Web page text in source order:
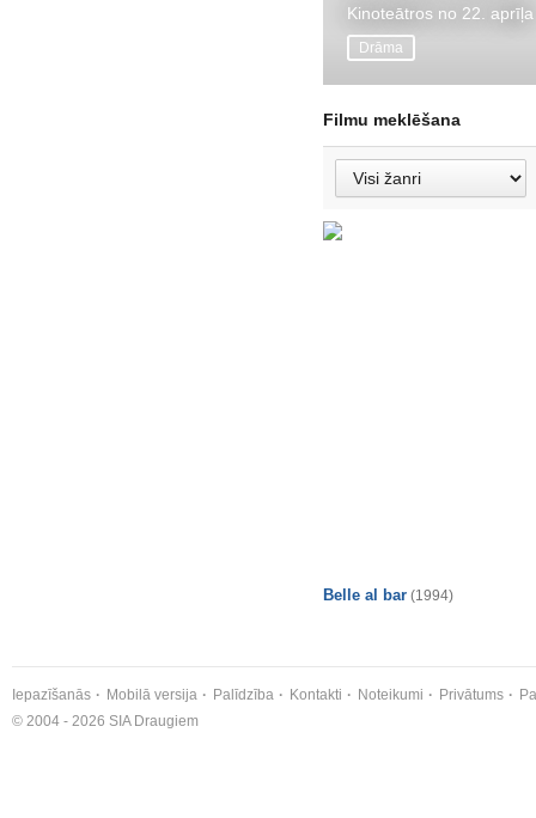
Kinoteātros no 22. aprīļa
Drāma
Filmu meklēšana
Belle al bar (1994)
Iepazīšanās Mobilā versija Palīdzība Kontakti Noteikumi Privātums
© 2004 - 2026 SIA Draugiem